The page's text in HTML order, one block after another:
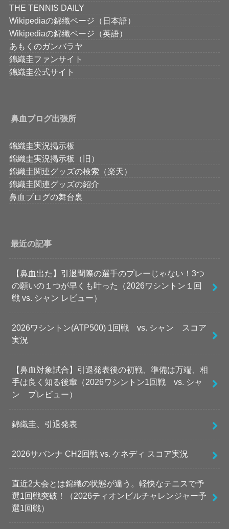
THE TENNIS DAILY
Wikipediaの錦織ページ（日本語）
Wikipediaの錦織ページ（英語）
あもくのガンバラヤ
錦織圭ファンサイト
錦織圭公式サイト
鼻血ブログ出張所
錦織圭実況掲示板
錦織圭実況掲示板（旧）
錦織圭関連グッズの検索（楽天）
錦織圭関連グッズの紹介
鼻血ブログの舞台裏
最近の記事
【鼻血出た】引退間際の選手のプレーじゃない！3つ
の願いの１つが早くも叶った（2026ワシントン１回
戦 vs. シャン レビュー）
2026ワシントン(ATP500) 1回戦 vs. シャン スコア
実況
【鼻血対象試合】引退発表後の初戦、準備は万端、相
手は良く知る後輩（2026ワシントン1回戦 vs. シャ
ン プレビュー）
錦織圭、引退発表
2026サバンナ CH2回戦 vs. ケネディ スコア実況
直近2大会とは錦織の状態が違う。軽快なテニスで予
選1回戦突破！（2026ティオンビルチャレンジャー予
選1回戦）